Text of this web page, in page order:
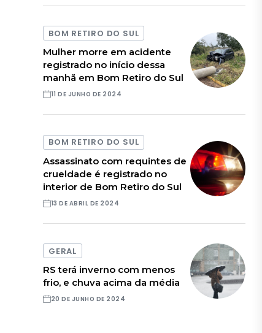
BOM RETIRO DO SUL
Mulher morre em acidente
registrado no início dessa
manhã em Bom Retiro do Sul
11 DE JUNHO DE 2024
BOM RETIRO DO SUL
Assassinato com requintes de
crueldade é registrado no
interior de Bom Retiro do Sul
13 DE ABRIL DE 2024
GERAL
RS terá inverno com menos
frio, e chuva acima da média
20 DE JUNHO DE 2024